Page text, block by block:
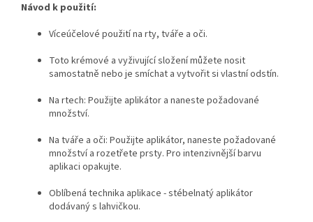
Návod k použití:
Víceúčelové použití na rty, tváře a oči.
Toto krémové a vyživující složení můžete nosit
samostatně nebo je smíchat a vytvořit si vlastní odstín.
Na rtech: Použijte aplikátor a naneste požadované
množství.
Na tváře a oči: Použijte aplikátor, naneste požadované
množství a rozetřete prsty. Pro intenzivnější barvu
aplikaci opakujte.
Oblíbená technika aplikace - stébelnatý aplikátor
dodávaný s lahvičkou.